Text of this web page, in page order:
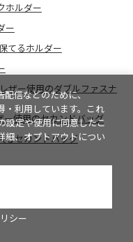
ホルダー
ー
てるホルダー
ザー使用のダブルファスナ
ー使用のセカンドバッグ
るセカンドバッグ
配信などのために、
・利用しています。これ
設定や使用に同意したこ
細、オプトアウトについ
シー